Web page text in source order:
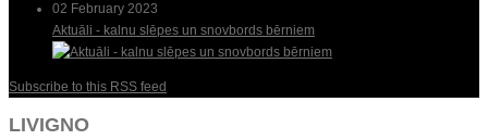
02 February 2023
Aktuāli - kalnu slēpes un snovbords bērniem
Subscribe to this RSS feed
LIVIGNO